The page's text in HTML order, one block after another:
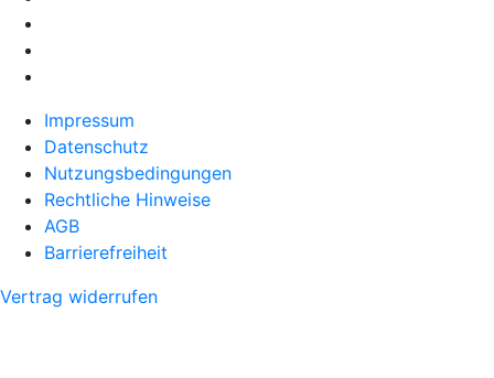
Impressum
Datenschutz
Nutzungsbedingungen
Rechtliche Hinweise
AGB
Barrierefreiheit
Vertrag widerrufen